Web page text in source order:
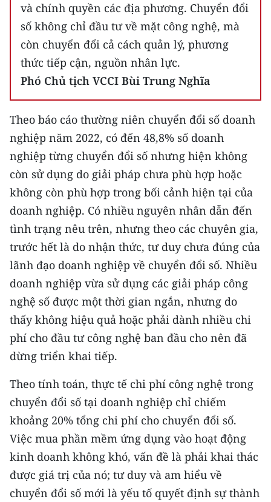
và chính quyền các địa phương. Chuyển đổi
số không chỉ đầu tư về mặt công nghệ, mà
còn chuyển đổi cả cách quản lý, phương
thức tiếp cận, nguồn nhân lực.
Phó Chủ tịch VCCI Bùi Trung Nghĩa
Theo báo cáo thường niên chuyển đổi số doanh
nghiệp năm 2022, có đến 48,8% số doanh
nghiệp từng chuyển đổi số nhưng hiện không
còn sử dụng do giải pháp chưa phù hợp hoặc
không còn phù hợp trong bối cảnh hiện tại của
doanh nghiệp. Có nhiều nguyên nhân dẫn đến
tình trạng nêu trên, nhưng theo các chuyên gia,
trước hết là do nhận thức, tư duy chưa đúng của
lãnh đạo doanh nghiệp về chuyển đổi số. Nhiều
doanh nghiệp vừa sử dụng các giải pháp công
nghệ số được một thời gian ngắn, nhưng do
thấy không hiệu quả hoặc phải dành nhiều chi
phí cho đầu tư công nghệ ban đầu cho nên đã
dừng triển khai tiếp.
Theo tính toán, thực tế chi phí công nghệ trong
chuyển đổi số tại doanh nghiệp chỉ chiếm
khoảng 20% tổng chi phí cho chuyển đổi số.
Việc mua phần mềm ứng dụng vào hoạt động
kinh doanh không khó, vấn đề là phải khai thác
được giá trị của nó; tư duy và am hiểu về
chuyển đổi số mới là yếu tố quyết định sự thành